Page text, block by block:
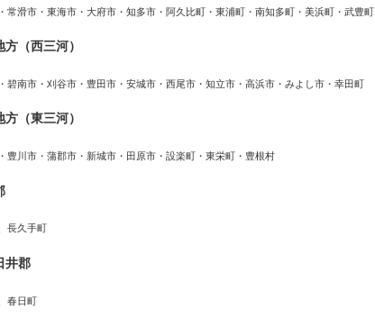
常滑市・東海市・大府市・知多市・阿久比町・東浦町・南知多町・美浜町・武豊町
方（西三河）
碧南市・刈谷市・豊田市・安城市・西尾市・知立市・高浜市・みよし市・幸田町
方（東三河）
豊川市・蒲郡市・新城市・田原市・設楽町・東栄町・豊根村
長久手町
井郡
春日町